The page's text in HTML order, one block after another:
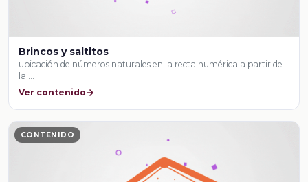
Brincos y saltitos
ubicación de números naturales en la recta numérica a partir de
la …
Ver contenido
CONTENIDO